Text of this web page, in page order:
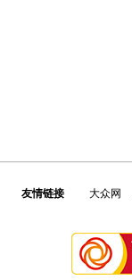
友情链接 大众网